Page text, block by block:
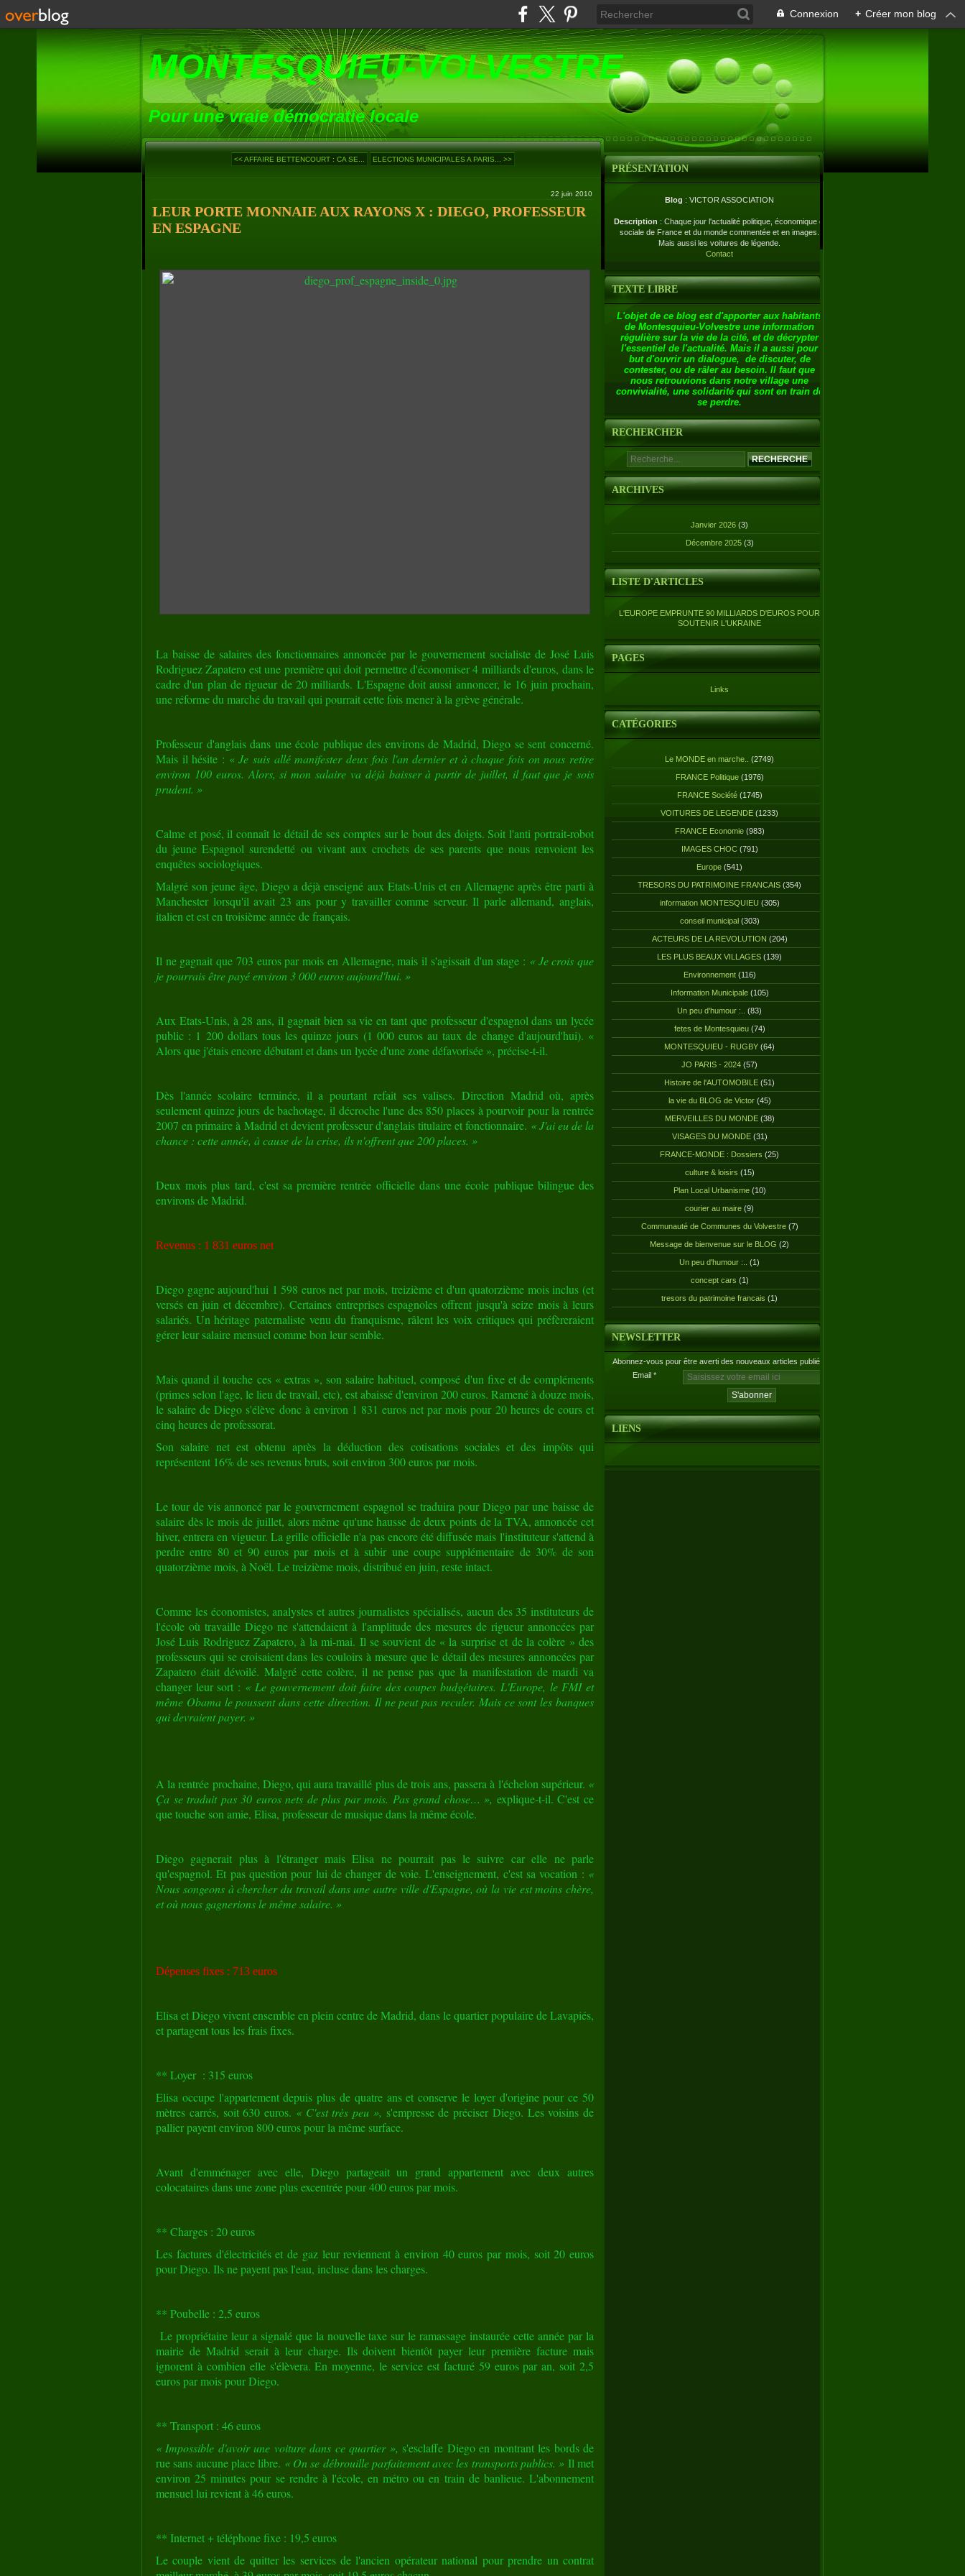
Connexion + Créer mon blog
MONTESQUIEU-VOLVESTRE
Pour une vraie démocratie locale
<< AFFAIRE BETTENCOURT : CA SE... ELECTIONS MUNICIPALES A PARIS... >>
22 juin 2010
LEUR PORTE MONNAIE AUX RAYONS X : DIEGO, PROFESSEUR
EN ESPAGNE
La baisse de salaires des fonctionnaires annoncée par le gouvernement socialiste de José Luis
Rodriguez Zapatero est une première qui doit permettre d'économiser 4 milliards d'euros, dans le
cadre d'un plan de rigueur de 20 milliards. L'Espagne doit aussi annoncer, le 16 juin prochain,
une réforme du marché du travail qui pourrait cette fois mener à la grève générale.
Professeur d'anglais dans une école publique des environs de Madrid, Diego se sent concerné.
Mais il hésite : «Je suis allé manifester deux fois l'an dernier et à chaque fois on nous retire
environ 100 euros. Alors, si mon salaire va déjà baisser à partir de juillet, il faut que je sois
prudent. »
Calme et posé, il connaît le détail de ses comptes sur le bout des doigts. Soit l'anti portrait-robot
du jeune Espagnol surendetté ou vivant aux crochets de ses parents que nous renvoient les
enquêtes sociologiques.
Malgré son jeune âge, Diego a déjà enseigné aux Etats-Unis et en Allemagne après être parti à
Manchester lorsqu'il avait 23 ans pour y travailler comme serveur. Il parle allemand, anglais,
italien et est en troisième année de français.
Il ne gagnait que 703 euros par mois en Allemagne, mais il s'agissait d'un stage : « Je crois que
je pourrais être payé environ 3 000 euros aujourd'hui. »
Aux Etats-Unis, à 28 ans, il gagnait bien sa vie en tant que professeur d'espagnol dans un lycée
public : 1 200 dollars tous les quinze jours (1 000 euros au taux de change d'aujourd'hui). «
Alors que j'étais encore débutant et dans un lycée d'une zone défavorisée », précise-t-il.
Dès l'année scolaire terminée, il a pourtant refait ses valises. Direction Madrid où, après
seulement quinze jours de bachotage, il décroche l'une des 850 places à pourvoir pour la rentrée
2007 en primaire à Madrid et devient professeur d'anglais titulaire et fonctionnaire. « J'ai eu de la
chance : cette année, à cause de la crise, ils n'offrent que 200 places. »
Deux mois plus tard, c'est sa première rentrée officielle dans une école publique bilingue des
environs de Madrid.
Revenus : 1 831 euros net
Diego gagne aujourd'hui 1 598 euros net par mois, treizième et d'un quatorzième mois inclus (et
versés en juin et décembre). Certaines entreprises espagnoles offrent jusqu'à seize mois à leurs
salariés. Un héritage paternaliste venu du franquisme, râlent les voix critiques qui préfèreraient
gérer leur salaire mensuel comme bon leur semble.
Mais quand il touche ces « extras », son salaire habituel, composé d'un fixe et de compléments
(primes selon l'age, le lieu de travail, etc), est abaissé d'environ 200 euros. Ramené à douze mois,
le salaire de Diego s'élève donc à environ 1 831 euros net par mois pour 20 heures de cours et
cinq heures de professorat.
Son salaire net est obtenu après la déduction des cotisations sociales et des impôts qui
représentent 16% de ses revenus bruts, soit environ 300 euros par mois.
Le tour de vis annoncé par le gouvernement espagnol se traduira pour Diego par une baisse de
salaire dès le mois de juillet, alors même qu'une hausse de deux points de la TVA, annoncée cet
hiver, entrera en vigueur. La grille officielle n'a pas encore été diffusée mais l'instituteur s'attend à
perdre entre 80 et 90 euros par mois et à subir une coupe supplémentaire de 30% de son
quatorzième mois, à Noël. Le treizième mois, distribué en juin, reste intact.
Comme les économistes, analystes et autres journalistes spécialisés, aucun des 35 instituteurs de
l'école où travaille Diego ne s'attendaient à l'amplitude des mesures de rigueur annoncées par
José Luis Rodriguez Zapatero, à la mi-mai. Il se souvient de « la surprise et de la colère » des
professeurs qui se croisaient dans les couloirs à mesure que le détail des mesures annoncées par
Zapatero était dévoilé. Malgré cette colère, il ne pense pas que la manifestation de mardi va
changer leur sort : « Le gouvernement doit faire des coupes budgétaires. L'Europe, le FMI et
même Obama le poussent dans cette direction. Il ne peut pas reculer. Mais ce sont les banques
qui devraient payer. »
A la rentrée prochaine, Diego, qui aura travaillé plus de trois ans, passera à l'échelon supérieur. «
Ça se traduit pas 30 euros nets de plus par mois. Pas grand chose… », explique-t-il. C'est ce
que touche son amie, Elisa, professeur de musique dans la même école.
Diego gagnerait plus à l'étranger mais Elisa ne pourrait pas le suivre car elle ne parle
qu'espagnol. Et pas question pour lui de changer de voie. L'enseignement, c'est sa vocation : «
Nous songeons à chercher du travail dans une autre ville d'Espagne, où la vie est moins chère,
et où nous gagnerions le même salaire. »
Dépenses fixes : 713 euros
Elisa et Diego vivent ensemble en plein centre de Madrid, dans le quartier populaire de Lavapiés,
et partagent tous les frais fixes.
** Loyer : 315 euros
Elisa occupe l'appartement depuis plus de quatre ans et conserve le loyer d'origine pour ce 50
mètres carrés, soit 630 euros. « C'est très peu », s'empresse de préciser Diego. Les voisins de
pallier payent environ 800 euros pour la même surface.
Avant d'emménager avec elle, Diego partageait un grand appartement avec deux autres
colocataires dans une zone plus excentrée pour 400 euros par mois.
** Charges : 20 euros
Les factures d'électricités et de gaz leur reviennent à environ 40 euros par mois, soit 20 euros
pour Diego. Ils ne payent pas l'eau, incluse dans les charges.
** Poubelle : 2,5 euros
Le propriétaire leur a signalé que la nouvelle taxe sur le ramassage instaurée cette année par la
mairie de Madrid serait à leur charge. Ils doivent bientôt payer leur première facture mais
ignorent à combien elle s'élèvera. En moyenne, le service est facturé 59 euros par an, soit 2,5
euros par mois pour Diego.
** Transport : 46 euros
« Impossible d'avoir une voiture dans ce quartier », s'esclaffe Diego en montrant les bords de
rue sans aucune place libre. « On se débrouille parfaitement avec les transports publics. » Il met
environ 25 minutes pour se rendre à l'école, en métro ou en train de banlieue. L'abonnement
mensuel lui revient à 46 euros.
** Internet + téléphone fixe : 19,5 euros
Le couple vient de quitter les services de l'ancien opérateur national pour prendre un contrat
PRÉSENTATION
Blog : VICTOR ASSOCIATION
Description : Chaque jour l'actualité politique, économique et
sociale de France et du monde commentée et en images.
Mais aussi les voitures de légende.
Contact
TEXTE LIBRE
L'objet de ce blog est d'apporter aux habitants
de Montesquieu-Volvestre une information
régulière sur la vie de la cité, et de décrypter
l'essentiel de l'actualité. Mais il a aussi pour
but d'ouvrir un dialogue, de discuter, de
contester, ou de râler au besoin. Il faut que
nous retrouvions dans notre village une
convivialité, une solidarité qui sont en train de
se perdre.
RECHERCHER
ARCHIVES
Janvier 2026 (3)
Décembre 2025 (3)
LISTE D'ARTICLES
L'EUROPE EMPRUNTE 90 MILLIARDS D'EUROS POUR
SOUTENIR L'UKRAINE
PAGES
Links
CATÉGORIES
Le MONDE en marche.. (2749)
FRANCE Politique(1976)
FRANCE Société(1745)
VOITURES DE LEGENDE (1233)
FRANCE Economie(983)
IMAGES CHOC(791)
Europe (541)
TRESORS DU PATRIMOINE FRANCAIS (354)
information MONTESQUIEU (305)
conseil municipal(303)
ACTEURS DE LA REVOLUTION (204)
LES PLUS BEAUX VILLAGES (139)
Environnement(116)
Information Municipale(105)
Un peu d'humour :.. (83)
fetes de Montesquieu(74)
MONTESQUIEU - RUGBY (64)
JO PARIS - 2024 (57)
Histoire de l'AUTOMOBILE (51)
la vie du BLOG de Victor(45)
MERVEILLES DU MONDE(38)
VISAGES DU MONDE(31)
FRANCE-MONDE : Dossiers (25)
culture & loisirs (15)
Plan Local Urbanisme(10)
courier au maire (9)
Communauté de Communes du Volvestre(7)
Message de bienvenue sur le BLOG (2)
Un peu d'humour :.. (1)
concept cars (1)
tresors du patrimoine francais (1)
NEWSLETTER
Abonnez-vous pour être averti des nouveaux articles publiés.
Email
LIENS